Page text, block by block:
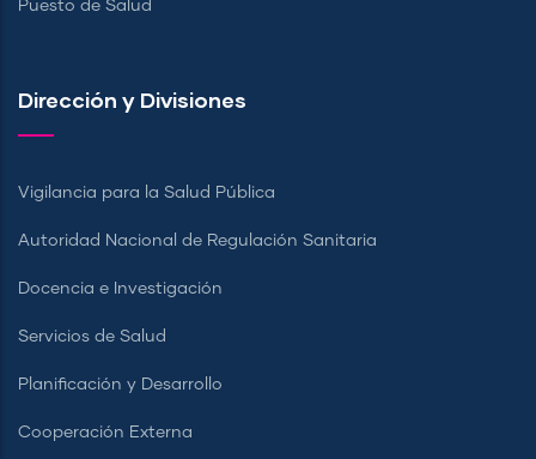
Puesto de Salud
Dirección y Divisiones
Vigilancia para la Salud Pública
Autoridad Nacional de Regulación Sanitaria
Docencia e Investigación
Servicios de Salud
Planificación y Desarrollo
Cooperación Externa